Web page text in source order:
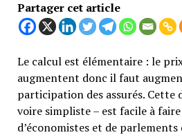
Partager cet article
Le calcul est élémentaire : le
augmentent donc il faut
participation des assurés. Cette
voire simpliste – est facile à
d’économistes et de